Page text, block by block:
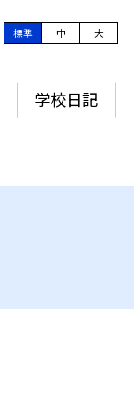
標準 中 大
学校日記